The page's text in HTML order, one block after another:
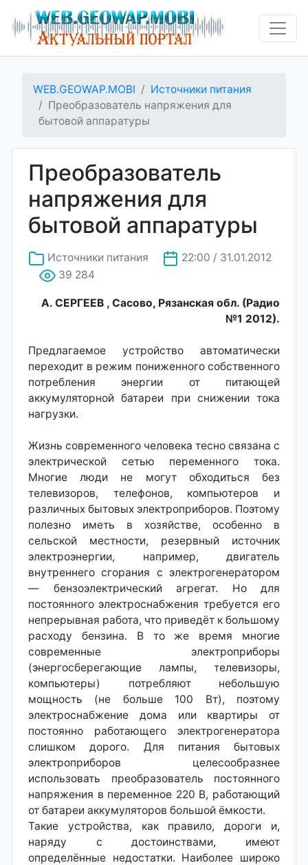
WEB.GEOWAP.MOBI
Источники питания
Преобразователь напряжения для
бытовой аппаратуры
Преобразователь
напряжения для
бытовой аппаратуры
Источники питания
22:00 / 31.01.2012
39 284
А. CEPГEEB , Сасово, Рязанская обл. (Радио
№1 2012).
Предлагаемое устройство автоматически
переходит в режим пониженного собственного
потребления энергии от питающей
аккумуляторной батареи при снижении тока
нагрузки.
Жизнь современного человека тесно связана с
электрической сетью переменного тока.
Многие люди не могут обходиться без
телевизоров, телефонов, компьютеров и
различных бытовых электроприборов. Поэтому
полезно иметь в хозяйстве, особенно в
сельской местности, резервный источник
электроэнергии, например, двигатель
внутреннего сгорания с электрогенератором
— бензоэлектрический агрегат. Но для
постоянного электроснабжения требуется его
непрерывная работа, что приведёт к большому
расходу бензина. В то же время многие
современные электроприборы
(энергосберегающие лампы, телевизоры,
компьютеры) потребляют небольшую
мощность (не больше 100 Вт), поэтому
электроснабжение дома или квартиры от
постоянно работающего электрогенератора
слишком дорого. Для питания бытовых
электроприборов целесообразнее
использовать преобразователь постоянного
напряжения в переменное 220 В, работающий
от батареи аккумуляторов большой ёмкости.
Такие устройства, как правило, дороги и,
наряду с достоинствами, имеют
определённые недостатки. Наиболее широко